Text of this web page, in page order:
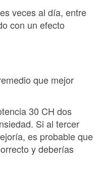
veces al día, entre
con un efecto
que mejor
30 CH dos
Si al tercer
es probable que
y deberías